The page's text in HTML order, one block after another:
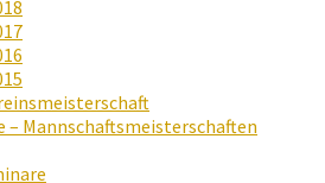
– Mannschaftsmeisterschaften